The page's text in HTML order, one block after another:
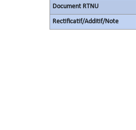
Document RTNU
Rectificatif/Additif/Note